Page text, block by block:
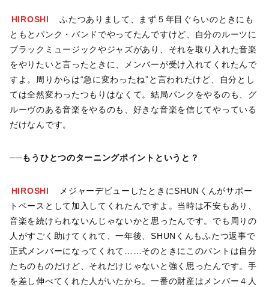
HIROSHI
ふたつありまして、まず５年目ぐらいのときにも
ともとパンク・バンドでやってたんですけど、自分のルーツに
ブラックミュージックやジャズがあり、それを取り入れた音楽
をやりたいと言ったときに、メンバーが受け入れてくれたんで
すよ。周りからは“急に変わったね”と言われたけど、自分とし
ては全然変わったつもりはなくて。結局パンクをやるのも、グ
ルーヴのある音楽をやるのも、好きな音楽を信じてやっている
だけなんです。
──もうひとつのターニングポイントというと？
HIROSHI
メジャーデビューしたときにSHUNくんがサポー
トベースとして加入してくれたんですよ。当時は不安もあり、
音楽を続けられないんじゃないかと思ったんです。でも周りの
人がすごく助けてくれて、一年後、SHUNくんもふたつ返事で
正式メンバーになってくれて……そのときにこのバントは自分
たちのものだけど、それだけじゃないと強く思ったんです。手
を差し伸べてくれた人がいたから。一番の財産はメンバー４人